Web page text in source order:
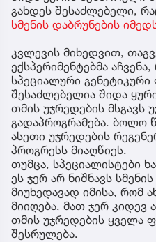
გახდეს შესაძლებელი,
სმენის დაბრუნების
კვლევის მიხედვით,
ექსპერიმენტებმა
სპეციალური
შესაძლებელია შიდა
თმის უჯრედების მსგავს
გადაპროგრამება. ბოლო
ასეთი უჯრედების
პროგრესს მიაღწიეს.
თუმცა, სპეციალისტები
ეს ჯერ არ ნიშნავს
მიუხედავად იმისა, რომ
მიიღება, მათ ჯერ კიდევ
თმის უჯრედების ყველა
შესრულება.